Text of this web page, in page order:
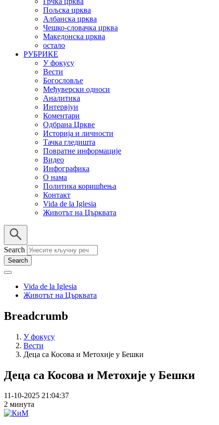
Пољска црква
Албанска црква
Чешко-словачка црква
Македонска црква
остало
РУБРИКЕ
У фокусу
Вести
Богословље
Међуверски односи
Аналитика
Интервјуи
Коментари
Одбрана Цркве
Историја и личности
Тачка гледишта
Повратне информације
Видео
Инфографика
О нама
Политика коришћења
Контакт
Vida de la Iglesia
Животът на Църквата
Search
Vida de la Iglesia
Животът на Църквата
Breadcrumb
У фокусу
Вести
Деца са Косова и Метохије у Бешки
Деца са Косова и Метохије у Бешки
11-10-2025 21:04:37
2 минута